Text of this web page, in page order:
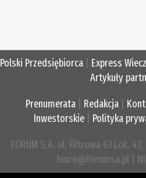
Polski Przedsiębiorca Express
Artykuły
Prenumerata Redakcja
Inwestorskie| Polityka
FORUM S.A. ul. Filtrowa 63 Lok.
biuro@forumsa.pl |